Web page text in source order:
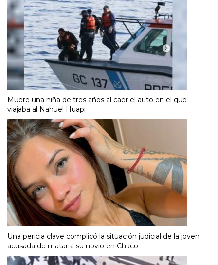
Muere una niña de tres años al caer el auto en el que
viajaba al Nahuel Huapi
Una pericia clave complicó la situación judicial de la joven
acusada de matar a su novio en Chaco